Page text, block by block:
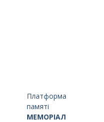
Платформа
памяті
МЕМОРІАЛ